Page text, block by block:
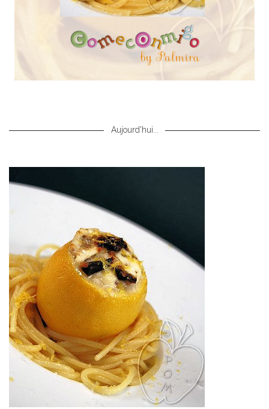
Aujourd'hui...